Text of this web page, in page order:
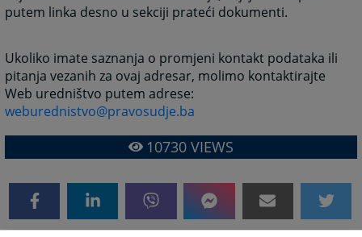
putem linka desno u sekciji prateći dokumenti.
Ukoliko imate saznanja o promjeni kontakt podataka ili
pitanja vezanih za ovaj adresar, molimo kontaktirajte
Web uredništvo putem adrese:
weburednistvo@pravosudje.ba
10730 VIEWS